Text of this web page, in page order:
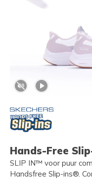
Hands-Free
SLIP IN™ voor puur
Handsfree Slip-ins®.